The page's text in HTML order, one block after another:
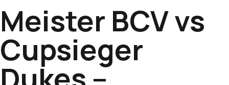
Meister BCV vs
Cupsieger